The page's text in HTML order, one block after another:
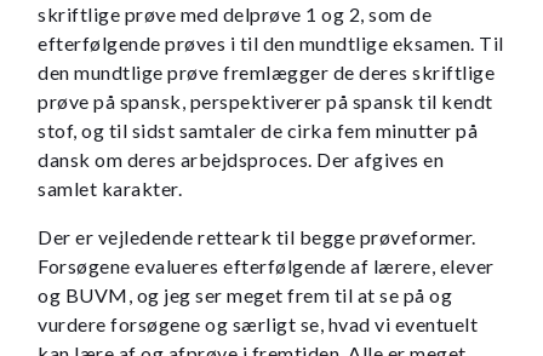
skriftlige prøve med delprøve 1 og 2, som de
efterfølgende prøves i til den mundtlige eksamen. Til
den mundtlige prøve fremlægger de deres skriftlige
prøve på spansk, perspektiverer på spansk til kendt
stof, og til sidst samtaler de cirka fem minutter på
dansk om deres arbejdsproces. Der afgives en
samlet karakter.
Der er vejledende retteark til begge prøveformer.
Forsøgene evalueres efterfølgende af lærere, elever
og BUVM, og jeg ser meget frem til at se på og
vurdere forsøgene og særligt se, hvad vi eventuelt